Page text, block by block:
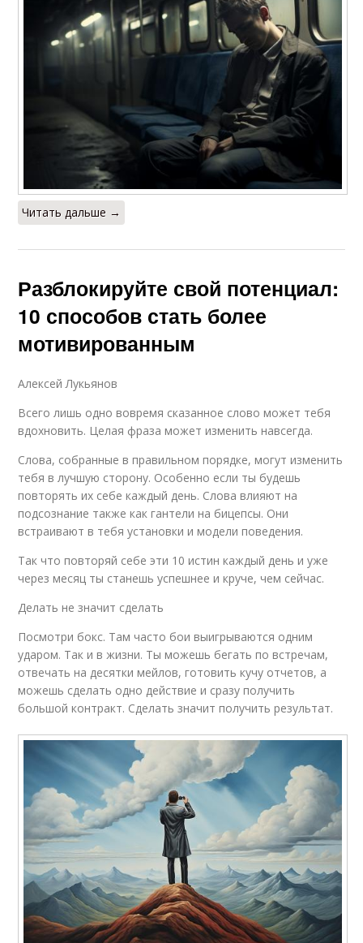
Читать дальше →
Разблокируйте свой потенциал:
10 способов стать более
мотивированным
Алексей Лукьянов
Всего лишь одно вовремя сказанное слово может тебя
вдохновить. Целая фраза может изменить навсегда.
Слова, собранные в правильном порядке, могут изменить
тебя в лучшую сторону. Особенно если ты будешь
повторять их себе каждый день. Слова влияют на
подсознание также как гантели на бицепсы. Они
встраивают в тебя установки и модели поведения.
Так что повторяй себе эти 10 истин каждый день и уже
через месяц ты станешь успешнее и круче, чем сейчас.
Делать не значит сделать
Посмотри бокс. Там часто бои выигрываются одним
ударом. Так и в жизни. Ты можешь бегать по встречам,
отвечать на десятки мейлов, готовить кучу отчетов, а
можешь сделать одно действие и сразу получить
большой контракт. Сделать значит получить результат.